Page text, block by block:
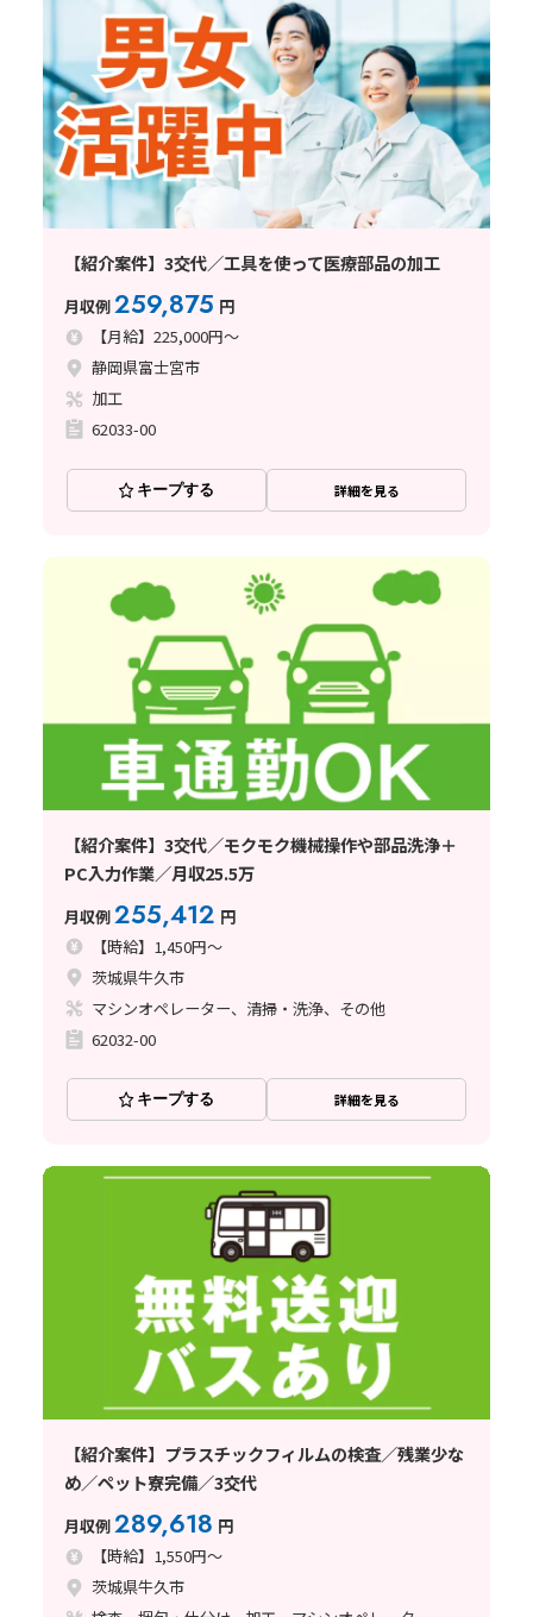
【紹介案件】3交代／工具を使って医療部品の加工
月収例259,875 円
【月給】225,000円～
静岡県富士宮市
加工
62033-00
キープする 詳細を見る
【紹介案件】3交代／モクモク機械操作や部品洗浄＋
PC入力作業／月収25.5万
月収例255,412 円
【時給】1,450円～
茨城県牛久市
マシンオペレーター、清掃・洗浄、その他
62032-00
キープする 詳細を見る
【紹介案件】プラスチックフィルムの検査／残業少な
め／ペット寮完備／3交代
月収例289,618 円
【時給】1,550円～
茨城県牛久市